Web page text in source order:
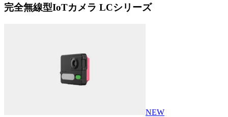
完全無線型IoTカメラ LCシリーズ
NEW